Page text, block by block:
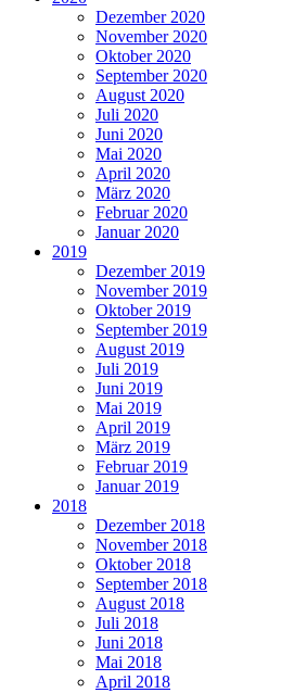
Dezember 2020
November 2020
Oktober 2020
September 2020
August 2020
Juli 2020
Juni 2020
Mai 2020
April 2020
März 2020
Februar 2020
Januar 2020
2019
Dezember 2019
November 2019
Oktober 2019
September 2019
August 2019
Juli 2019
Juni 2019
Mai 2019
April 2019
März 2019
Februar 2019
Januar 2019
2018
Dezember 2018
November 2018
Oktober 2018
September 2018
August 2018
Juli 2018
Juni 2018
Mai 2018
April 2018